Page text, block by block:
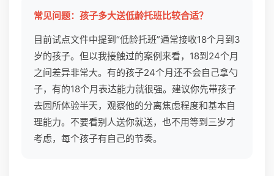
常见问题：孩子多大送低龄托班比较合适？
目前试点文件中提到“低龄托班”通常接收18个月到3
岁的孩子。但以我接触过的案例来看，18到24个月
之间差异非常大。有的孩子24个月还不会自己拿勺
子，有的18个月表达能力就很强。建议你先带孩子
去园所体验半天，观察他的分离焦虑程度和基本自
理能力。不要看别人送你就送，也不用等到三岁才
考虑，每个孩子有自己的节奏。